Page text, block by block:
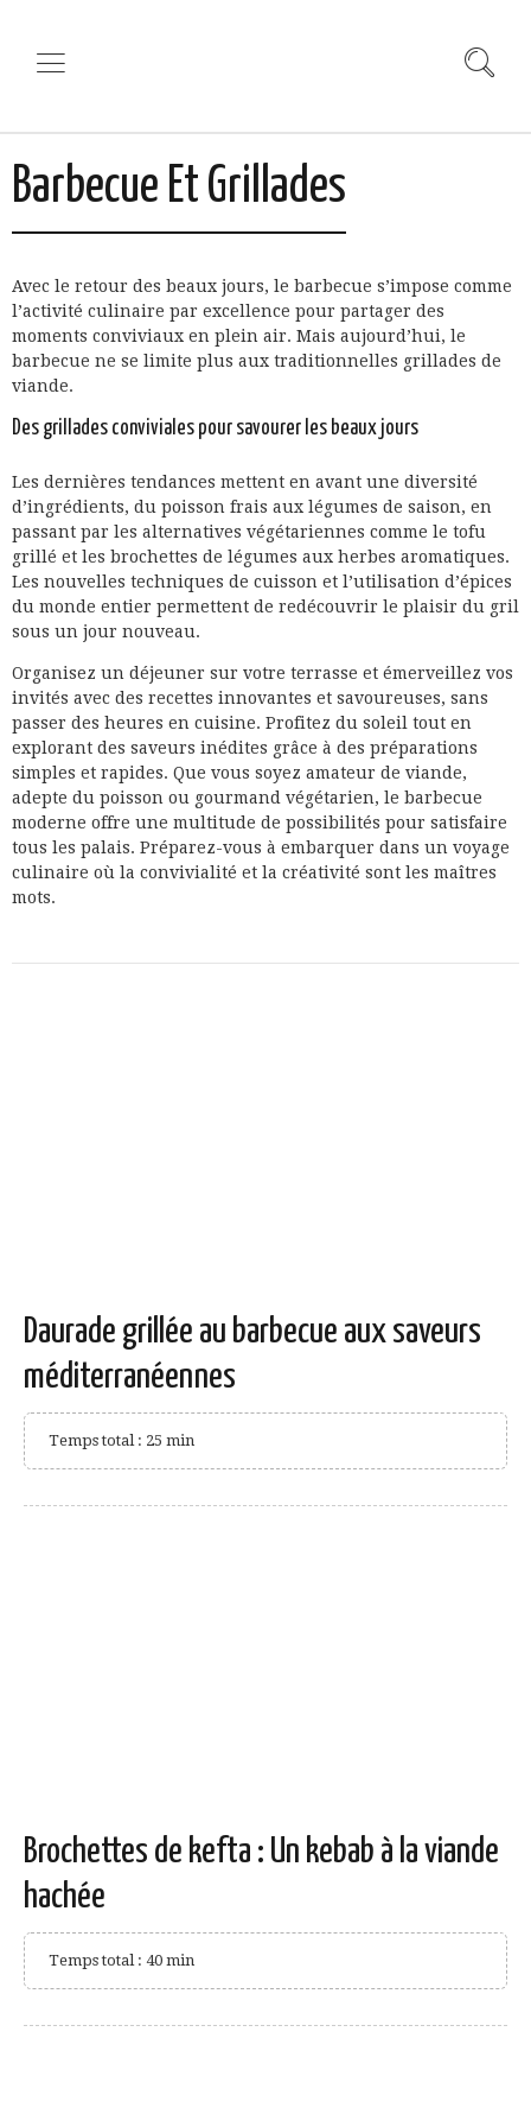
Barbecue Et Grillades
Avec le retour des beaux jours, le barbecue s’impose comme
l’activité culinaire par excellence pour partager des
moments conviviaux en plein air. Mais aujourd’hui, le
barbecue ne se limite plus aux traditionnelles grillades de
viande.
Des grillades conviviales pour savourer les beaux jours
Les dernières tendances mettent en avant une diversité
d’ingrédients, du poisson frais aux légumes de saison, en
passant par les alternatives végétariennes comme le tofu
grillé et les brochettes de légumes aux herbes aromatiques.
Les nouvelles techniques de cuisson et l’utilisation d’épices
du monde entier permettent de redécouvrir le plaisir du gril
sous un jour nouveau.
Organisez un déjeuner sur votre terrasse et émerveillez vos
invités avec des recettes innovantes et savoureuses, sans
passer des heures en cuisine. Profitez du soleil tout en
explorant des saveurs inédites grâce à des préparations
simples et rapides. Que vous soyez amateur de viande,
adepte du poisson ou gourmand végétarien, le barbecue
moderne offre une multitude de possibilités pour satisfaire
tous les palais. Préparez-vous à embarquer dans un voyage
culinaire où la convivialité et la créativité sont les maîtres
mots.
Daurade grillée au barbecue aux saveurs
méditerranéennes
Temps total : 25 min
Brochettes de kefta : Un kebab à la viande
hachée
Temps total : 40 min